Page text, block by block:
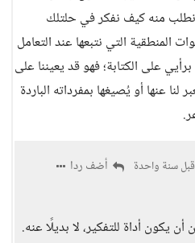
منه كيف نفكر في حلتلك
المنطقية التي نتبعها عند التعامل
على الكتابة؛ فهو قد يعيننا على
لنا عنها أو يُصيغها بمفرداته الباردة
قبل سنة واحدة أضف ردا
يكون أداة للتفكير، لا بديلًا عنه.